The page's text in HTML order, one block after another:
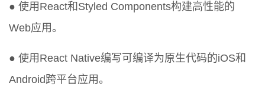
● 使用React和Styled Components构建高性能的
Web应用。
● 使用React Native编写可编译为原生代码的iOS和
Android跨平台应用。